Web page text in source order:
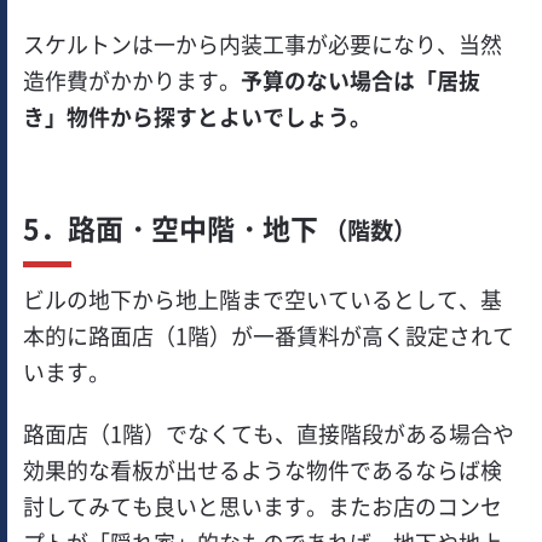
スケルトンは一から内装工事が必要になり、当然
造作費がかかります。予算のない場合は「居抜
き」物件から探すとよいでしょう。
5．路面・空中階・地下 （階数）
ビルの地下から地上階まで空いているとして、基
本的に路面店（1階）が一番賃料が高く設定されて
います。
路面店（1階）でなくても、直接階段がある場合や
効果的な看板が出せるような物件であるならば検
討してみても良いと思います。またお店のコンセ